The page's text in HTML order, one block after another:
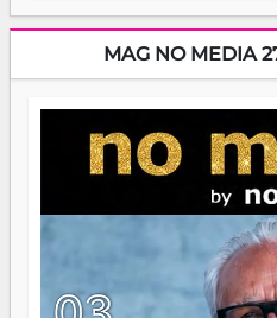
dorment vraiment la nuit.
encore meilleures. Aina
Prix RFI Instrumental
jeunes qui tiennent la
s'arrêter là, applaudir et
serait passer à côté d'une
brûle fort — et parfois, ça
direction peut éclairer autant
là que les aînés entrent en
gouvernail, mais pour montrer
ont la force, les vieux ont
n'est pas un combat de
d'équipage. Partagez vos
MAG NO MEDIA